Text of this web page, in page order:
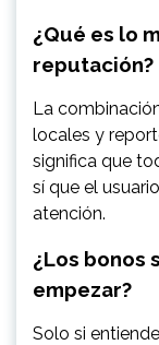
¿Qué es lo
reputación?
La
locales y
significa que
sí que el
atención.
¿Los bonos
empezar?
Solo si